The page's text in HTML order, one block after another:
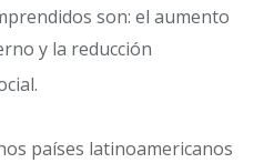
son: el aumento
y la reducción
países latinoamericanos